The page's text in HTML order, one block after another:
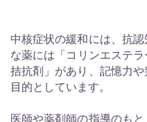
中核症状の緩和には、抗
な薬には「コリンエステ
拮抗剤」があり、記憶力
目的としています。
医師や薬剤師の指導のも